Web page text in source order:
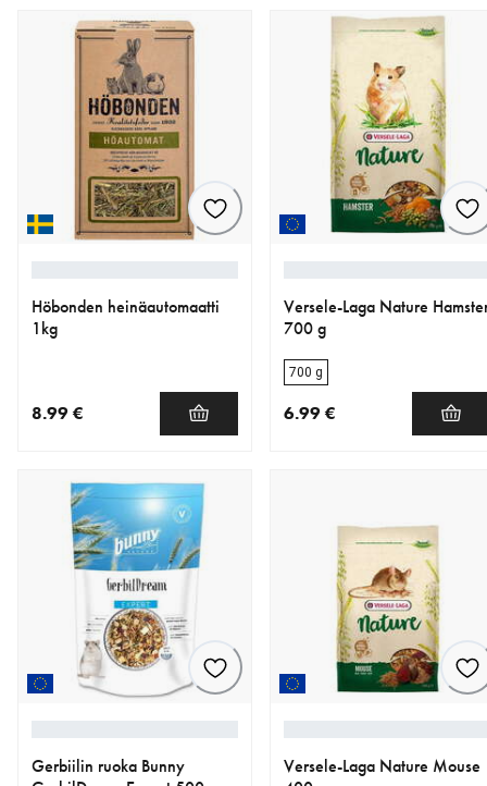
Höbonden heinäautomaatti
1kg
8.99 €
Versele-Laga Nature
700 g
700 g
6.99 €
Gerbiilin ruoka Bunny
Versele-Laga Nature Mouse